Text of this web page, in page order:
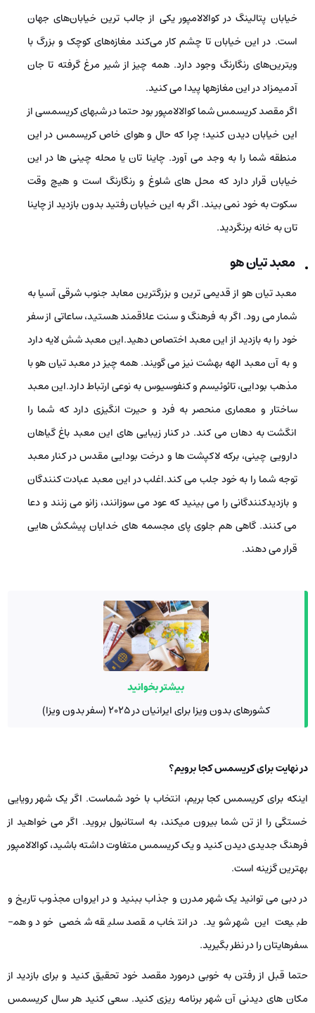
خیابان پتالینگ در کوالالامپور یکی از جالب­ ترین خیابان‌های جهان
است. در این خیابان تا چشم کار می‌کند مغازه‌های کوچک ‌و‌ بزرگ با
ویترین‌های رنگارنگ وجود دارد. همه چیز از شیر مرغ گرفته تا جان
آدمیمزاد در این مغازه­ها پیدا می­ کنید.
اگر مقصد کریسمس شما کوالالامپور بود حتما در شب­های کریسمسی از
این خیابان دیدن کنید؛ چرا که حال و هوای خاص کریسمس در این
منطقه شما را به وجد می ­آورد. چاینا تان یا محله­ چینی­ ها در این
خیابان قرار دارد که محل ه­ای شلوغ و رنگارنگ است و هیچ وقت
سکوت به خود نمی­ بیند. اگر به این خیابان رفتید بدون بازدید از چاینا
تان به خانه برنگردید.
معبد تیان هو
معبد تیان هو از قدیمی­ ترین و بزرگ­ترین معابد جنوب شرقی آسیا به
شمار می­ رود. اگر به فرهنگ و سنت علاق­مند هستید، ساعاتی از سفر
خود را به بازدید از این معبد اختصاص دهید.این معبد شش لایه دارد
و به آن معبد الهه­ بهشت نیز می گویند. همه چیز در معبد تیان هو با
مذهب بودایی، تائوئیسم و کنفوسیوس به نوعی ارتباط دارد.این معبد
ساختار و معماری منحصر به فرد و حیرت ­­انگیزی دارد که شما را
انگشت به دهان می­ کند. در کنار زیبایی­ های این معبد باغ گیاهان
دارویی چینی، برکه­ لاکپشت­ ها و درخت بودایی مقدس در کنار معبد
توجه شما را به خود جلب می­ کند.اغلب در این معبد عبادت­ کنندگان
و بازدیدکنندگانی را می­ بینید که عود می­ سوزانند، زانو می­ زنند و دعا
می­ کنند. گاهی هم جلوی پای مجسمه­ های خدایان پیشکش­ هایی
قرار می دهند.
بیشتر بخوانید
کشورهای بدون ویزا برای ایرانیان در 2025 (سفر بدون ویزا)
در نهایت برای کریسمس کجا برویم؟
اینکه برای کریسمس کجا بریم، انتخاب با خود شماست. اگر یک شهر رویایی
خستگی را از تن شما بیرون می­کند، به استانبول بروید. اگر می ­­خواهید از
فرهنگ جدیدی دیدن کنید و یک کریسمس متفاوت داشته باشید، کوالالامپور
بهترین گزینه است.
در دبی می ­توانید یک شهر مدرن و جذاب ببنید و در ایروان مجذوب تاریخ و
طبیعت این شهر شوید. در انتخاب مقصد سلیقه­ شخصی خود و هم­
سفرهایتان را در نظر بگیرید.
حتما قبل از رفتن به خوبی درمورد مقصد خود تحقیق کنید و برای بازدید از
مکان‌ های دیدنی آن شهر برنامه ­ریزی کنید. سعی کنید هر سال کریسمس